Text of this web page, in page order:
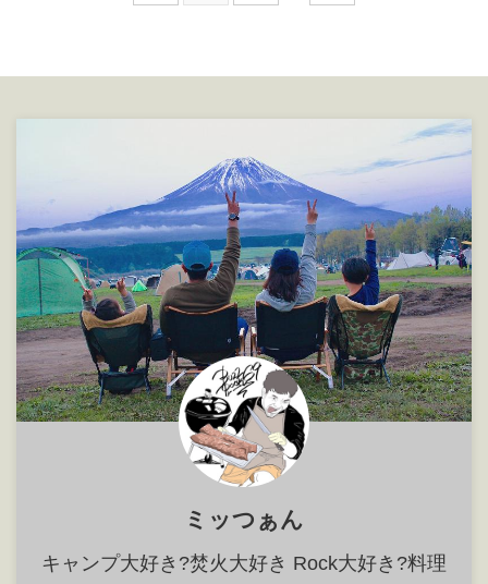
ですが、スティック型のターボラ
クターボ（現在はスティックター
なかなか買えない状況が続いてま
ーツ スタッキングタンブラー 残
きずシルバーを家族分４個購入し
ました！ SPEC詳細 これかなり
コスパが良くて、大きすぎず小さ
すぎずでずっと欲しくて仕方なか
ったん ...
ミッつぁん
キャンプ大好き?焚火大好き Rock大好き?料理